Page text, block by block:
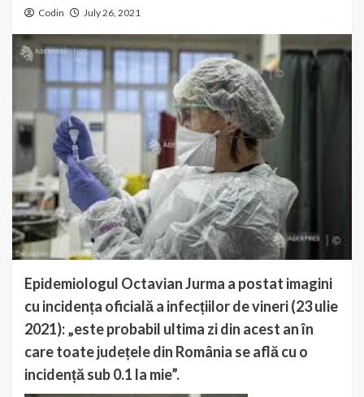
Codin July 26, 2021
Epidemiologul Octavian Jurma a postat imagini
cu incidența oficială a infecțiilor de vineri (23 ulie
2021): „este probabil ultima zi din acest an în
care toate județele din România se află cu o
incidență sub 0.1 la mie”.